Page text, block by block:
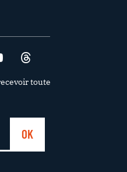
toute